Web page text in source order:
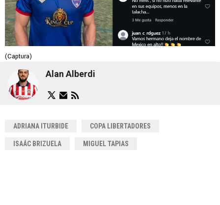
(Captura)
Alan Alberdi
ADRIANA ITURBIDE COPA LIBERTADORES
ISAÁC BRIZUELA MIGUEL TAPIAS